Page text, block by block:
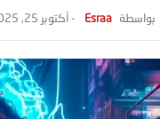
Esraa
- أكتوبر 25, 2025